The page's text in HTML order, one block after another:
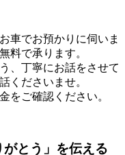
車でお預かりに伺いま
料で承ります。
、丁寧にお話をさせて
くださいませ。
をご確認ください。